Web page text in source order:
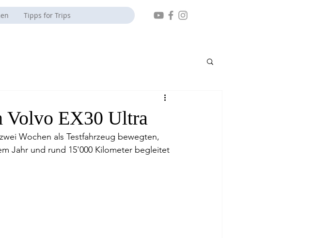
Tipps for Trips
Volvo EX30 Ultra
Wochen als Testfahrzeug bewegten,
Jahr und rund 15'000 Kilometer begleitet